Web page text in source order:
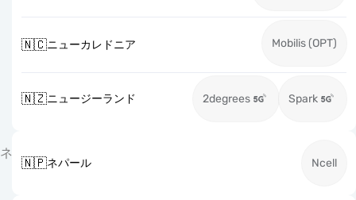
🇳🇨ニューカレドニア Mobilis (OPT)
🇳🇿ニュージーランド 2degrees Spark
ネ
🇳🇵ネパール Ncell